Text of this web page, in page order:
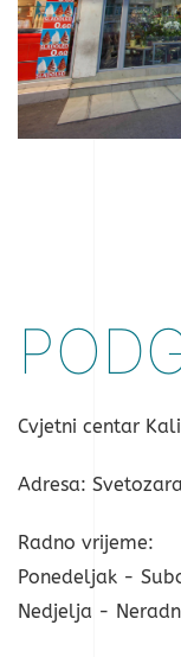
Cvjetni centar
Adresa:
Radno vrijeme:
Ponedeljak -
Nedjelja -